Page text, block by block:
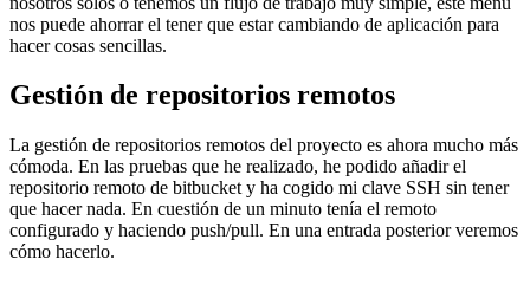
nos puede ahorrar el tener que estar cambiando de aplicación para
hacer cosas sencillas.
Gestión de repositorios remotos
La gestión de repositorios remotos del proyecto es ahora mucho más
cómoda. En las pruebas que he realizado, he podido añadir el
repositorio remoto de bitbucket y ha cogido mi clave SSH sin tener
que hacer nada. En cuestión de un minuto tenía el remoto
configurado y haciendo push/pull. En una entrada posterior veremos
cómo hacerlo.